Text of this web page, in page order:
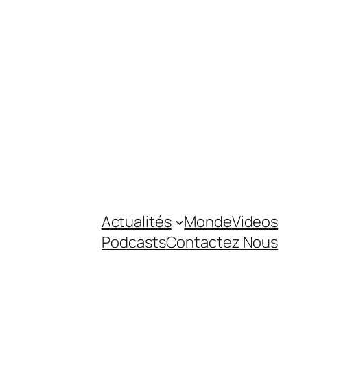
Actualités MondeVideos
PodcastsContactez Nous